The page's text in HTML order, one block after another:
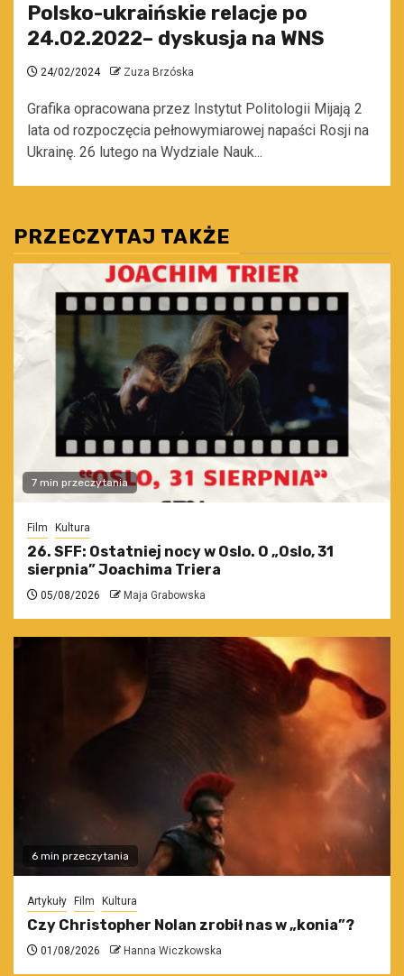
Polsko-ukraińskie relacje po
24.02.2022– dyskusja na WNS
24/02/2024 Zuza Brzóska
Grafika opracowana przez Instytut Politologii Mijają 2
lata od rozpoczęcia pełnowymiarowej napaści Rosji na
Ukrainę. 26 lutego na Wydziale Nauk...
PRZECZYTAJ TAKŻE
7 min przeczytania
Film Kultura
26. SFF: Ostatniej nocy w Oslo. O „Oslo, 31
sierpnia” Joachima Triera
05/08/2026 Maja Grabowska
6 min przeczytania
Artykuły Film Kultura
Czy Christopher Nolan zrobił nas w „konia”?
01/08/2026 Hanna Wiczkowska